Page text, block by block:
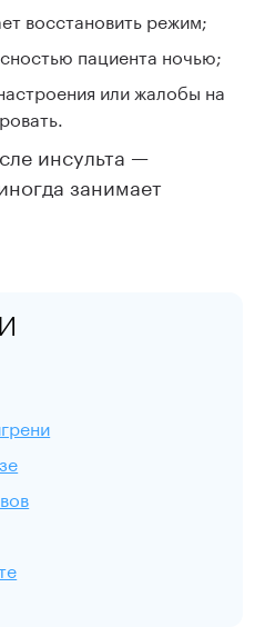
восстановить режим;
пациента ночью;
или жалобы на
инсульта —
занимает